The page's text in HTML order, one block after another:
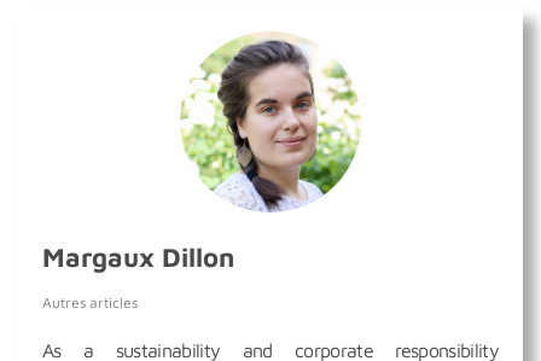
Margaux Dillon
Autres articles
As a sustainability and corporate responsibility